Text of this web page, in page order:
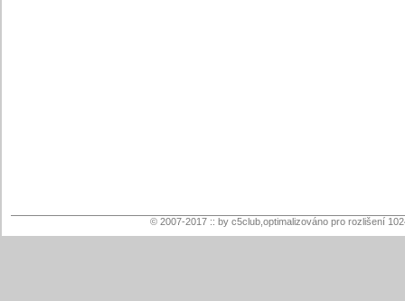
© 2007-2017 :: by c5club,optimalizováno pro rozlišení